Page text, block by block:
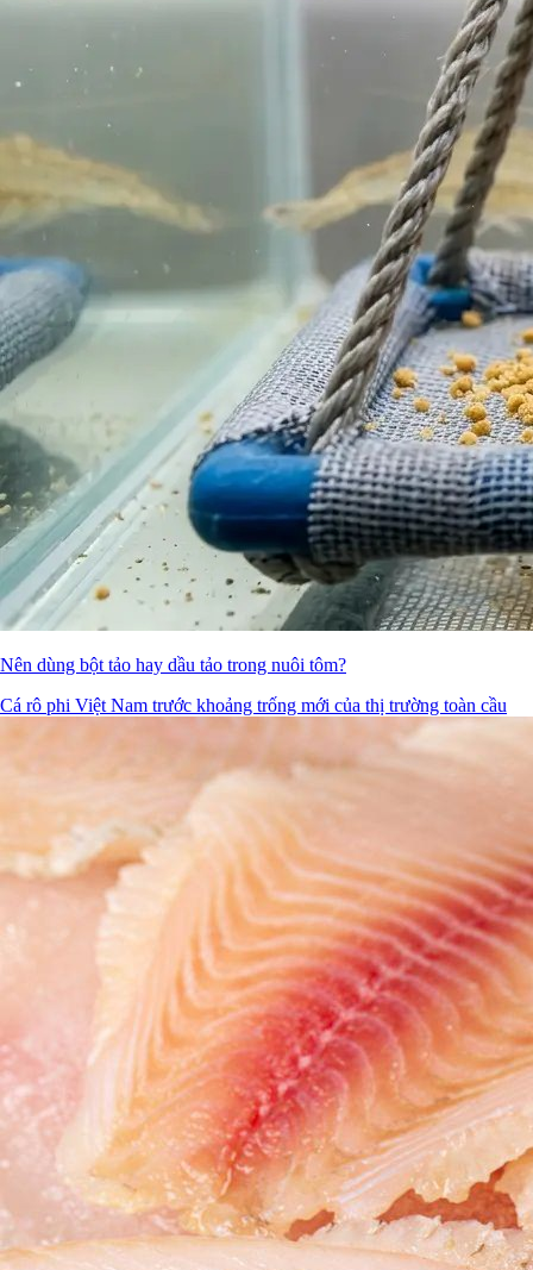
Nên dùng bột tảo hay dầu tảo trong nuôi tôm?
Cá rô phi Việt Nam trước khoảng trống mới của thị trường toàn cầu